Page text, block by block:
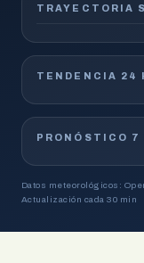
TRAYECTORIA
TENDENCIA 24
PRONÓSTICO 7
Datos meteorológicos:
Actualización cada 30 min